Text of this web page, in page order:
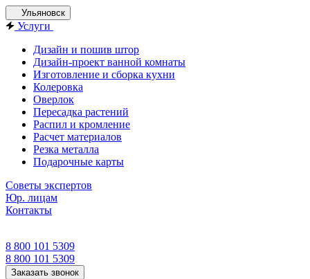
Ульяновск
Услуги
Дизайн и пошив штор
Дизайн-проект ванной комнаты
Изготовление и сборка кухни
Колеровка
Оверлок
Пересадка растений
Распил и кромление
Расчет материалов
Резка металла
Подарочные карты
Советы экспертов
Юр. лицам
Контакты
8 800 101 5309
8 800 101 5309
Заказать звонок